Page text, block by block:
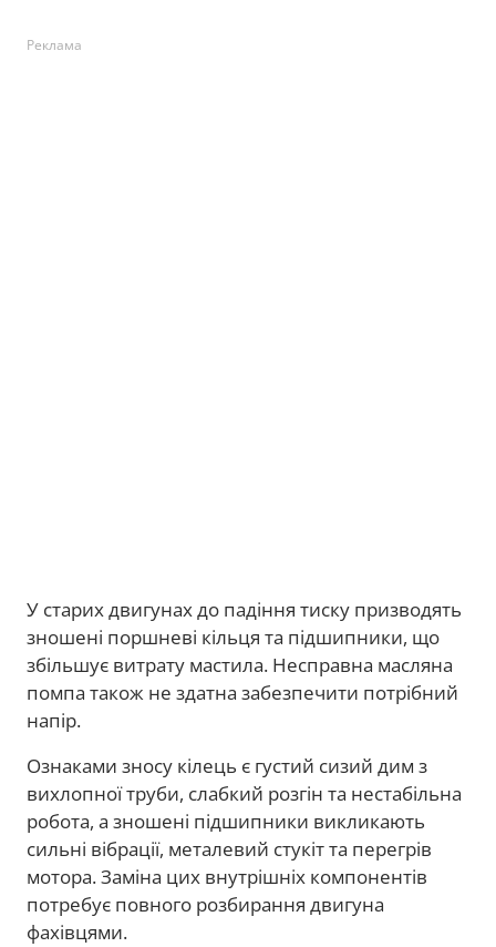
Реклама
У старих двигунах до падіння тиску призводять
зношені поршневі кільця та підшипники, що
збільшує витрату мастила. Несправна масляна
помпа також не здатна забезпечити потрібний
напір.
Ознаками зносу кілець є густий сизий дим з
вихлопної труби, слабкий розгін та нестабільна
робота, а зношені підшипники викликають
сильні вібрації, металевий стукіт та перегрів
мотора. Заміна цих внутрішніх компонентів
потребує повного розбирання двигуна
фахівцями.